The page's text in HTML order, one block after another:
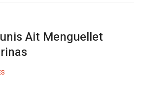
Ait Menguellet